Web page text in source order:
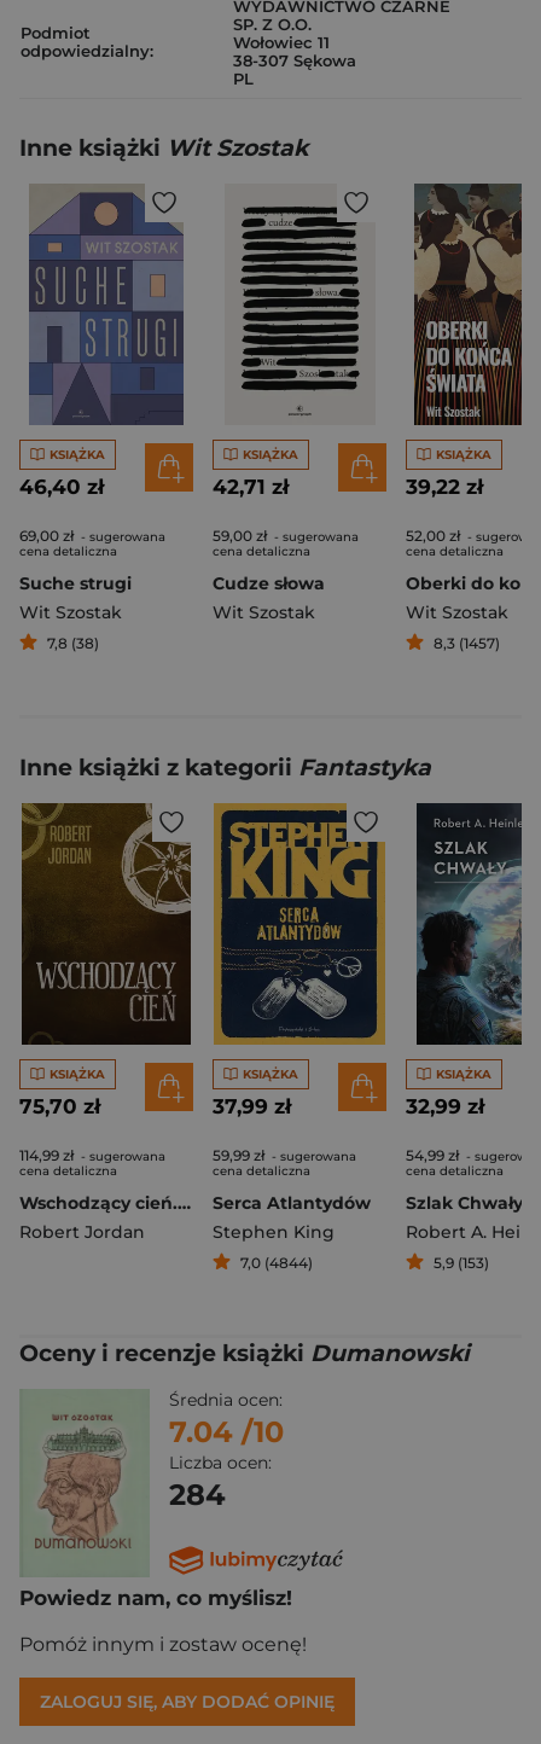
Podmiot
odpowiedzialny:
WYDAWNICTWO CZARNE
SP. Z O.O.
Wołowiec 11
38-307 Sękowa
PL
Inne książki Wit Szostak
KSIĄŻKA
46,40 zł
69,00 zł - sugerowana
cena detaliczna
Suche strugi
Wit Szostak
7,8 (38)
KSIĄŻKA
42,71 zł
59,00 zł - sugerowana
cena detaliczna
Cudze słowa
Wit Szostak
KSIĄŻKA
39,22 zł
52,00 zł -
cena detaliczna
Wit Szostak
8,3 (1457)
Inne książki z kategorii Fantastyka
KSIĄŻKA
75,70 zł
114,99 zł - sugerowana
cena detaliczna
Wschodzący cień. Koło czasu. Tom 4
Robert Jordan
KSIĄŻKA
37,99 zł
59,99 zł - sugerowana
cena detaliczna
Serca Atlantydów
Stephen King
7,0 (4844)
KSIĄŻKA
32,99 zł
54,99 zł -
cena detaliczna
Szlak Chwały
Robert A.
5,9 (153)
Oceny i recenzje książki Dumanowski
Średnia ocen:
7.04 /10
Liczba ocen:
284
Powiedz nam, co myślisz!
Pomóż innym i zostaw ocenę!
ZALOGUJ SIĘ, ABY DODAĆ OPINIĘ